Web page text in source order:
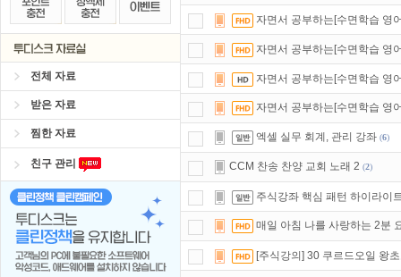
전체 자료
받은 자료
찜한 자료
친구 관리
자면서 공부하는[수면학습 영
자면서 공부하는[수면학습 영
자면서 공부하는[수면학습 영
자면서 공부하는[수면학습 영
엑셀 실무 회계, 관리 강좌 (6)
CCM 찬송 찬양 교회 노래 2 (2)
주식강좌 핵심 패턴 하이라이
매일 아침 나를 사랑하는 2분
[주식강의] 30 쿠르드오일 왕